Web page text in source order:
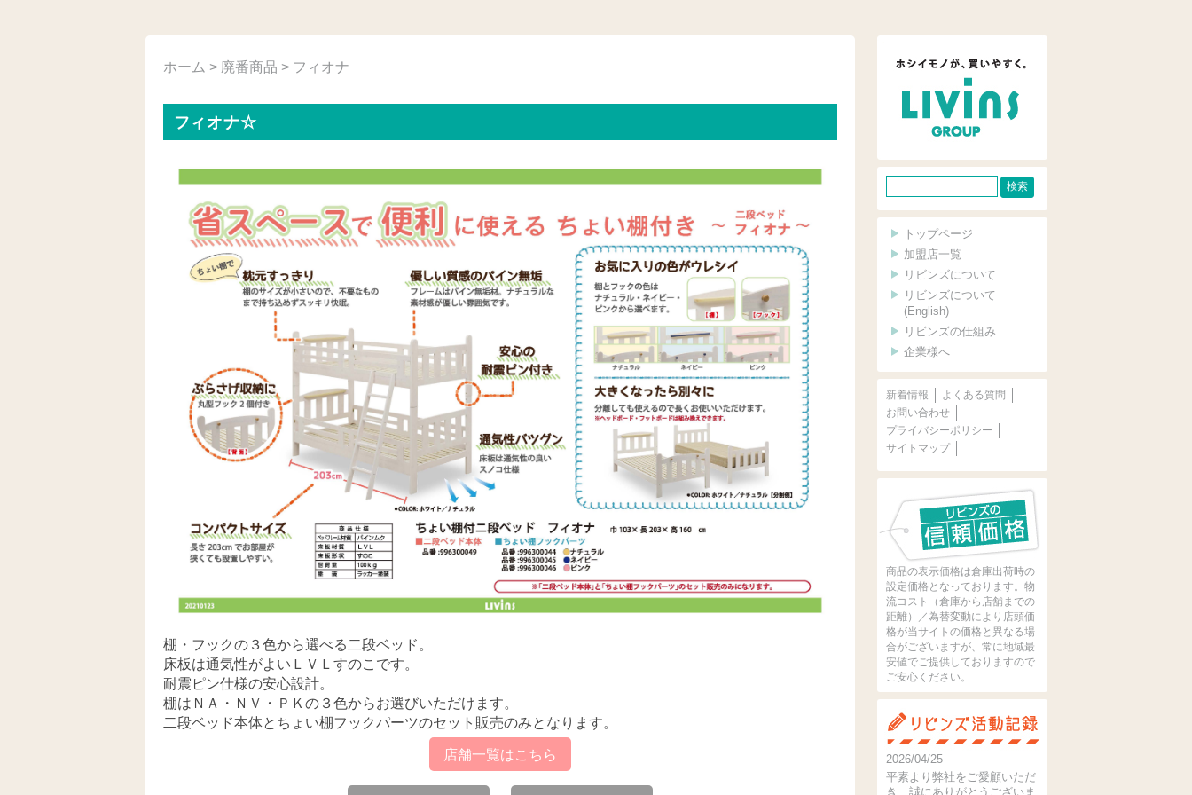
ホーム > 廃番商品 > フィオナ
フィオナ☆
棚・フックの３色から選べる二段ベッド。
床板は通気性がよいＬＶＬすのこです。
耐震ピン仕様の安心設計。
棚はＮＡ・ＮＶ・ＰＫの３色からお選びいただけます。
二段ベッド本体とちょい棚フックパーツのセット販売のみとなります。
店舗一覧はこちら
イ
ト
内
検
索
トップページ
加盟店一覧
リビンズについて
リビンズについて
(English)
リビンズの仕組み
企業様へ
新着情報
よくある質問
お問い合わせ
プライバシーポリシー
サイトマップ
商品の表示価格は倉庫出荷時の
設定価格となっております。物
流コスト（倉庫から店舗までの
距離）／為替変動により店頭価
格が当サイトの価格と異なる場
合がございますが、常に地域最
安値でご提供しておりますので
ご安心ください。
2026/04/25
平素より弊社をご愛顧いただ
き、誠にありがとうございま